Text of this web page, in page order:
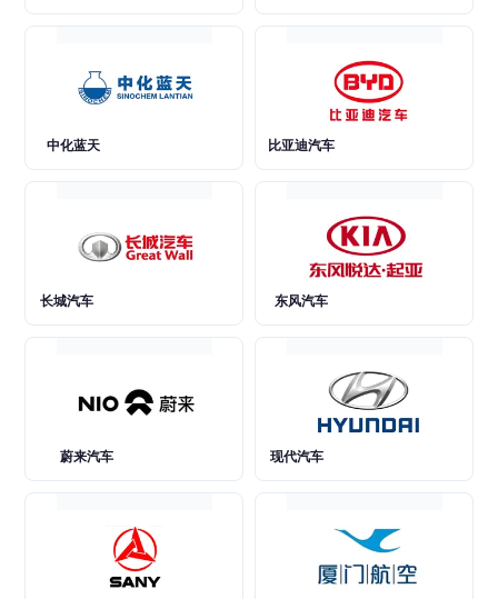
中化蓝天 比亚迪汽车
长城汽车 东风汽车
蔚来汽车 现代汽车